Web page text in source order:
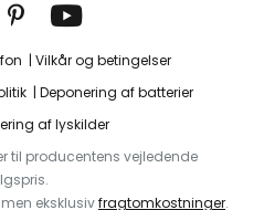
Vilkår og betingelser
Deponering af batterier
af lyskilder
til producentens vejledende
eksklusivfragtomkostninger.